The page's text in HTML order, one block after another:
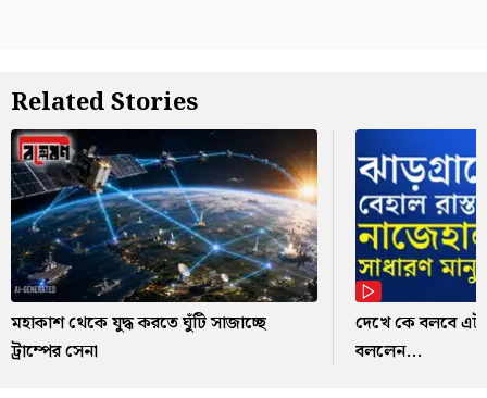
Related Stories
মহাকাশ থেকে যুদ্ধ করতে ঘুঁটি সাজাচ্ছে
ট্রাম্পের সেনা
দেখে কে বলবে এটা
বললেন...